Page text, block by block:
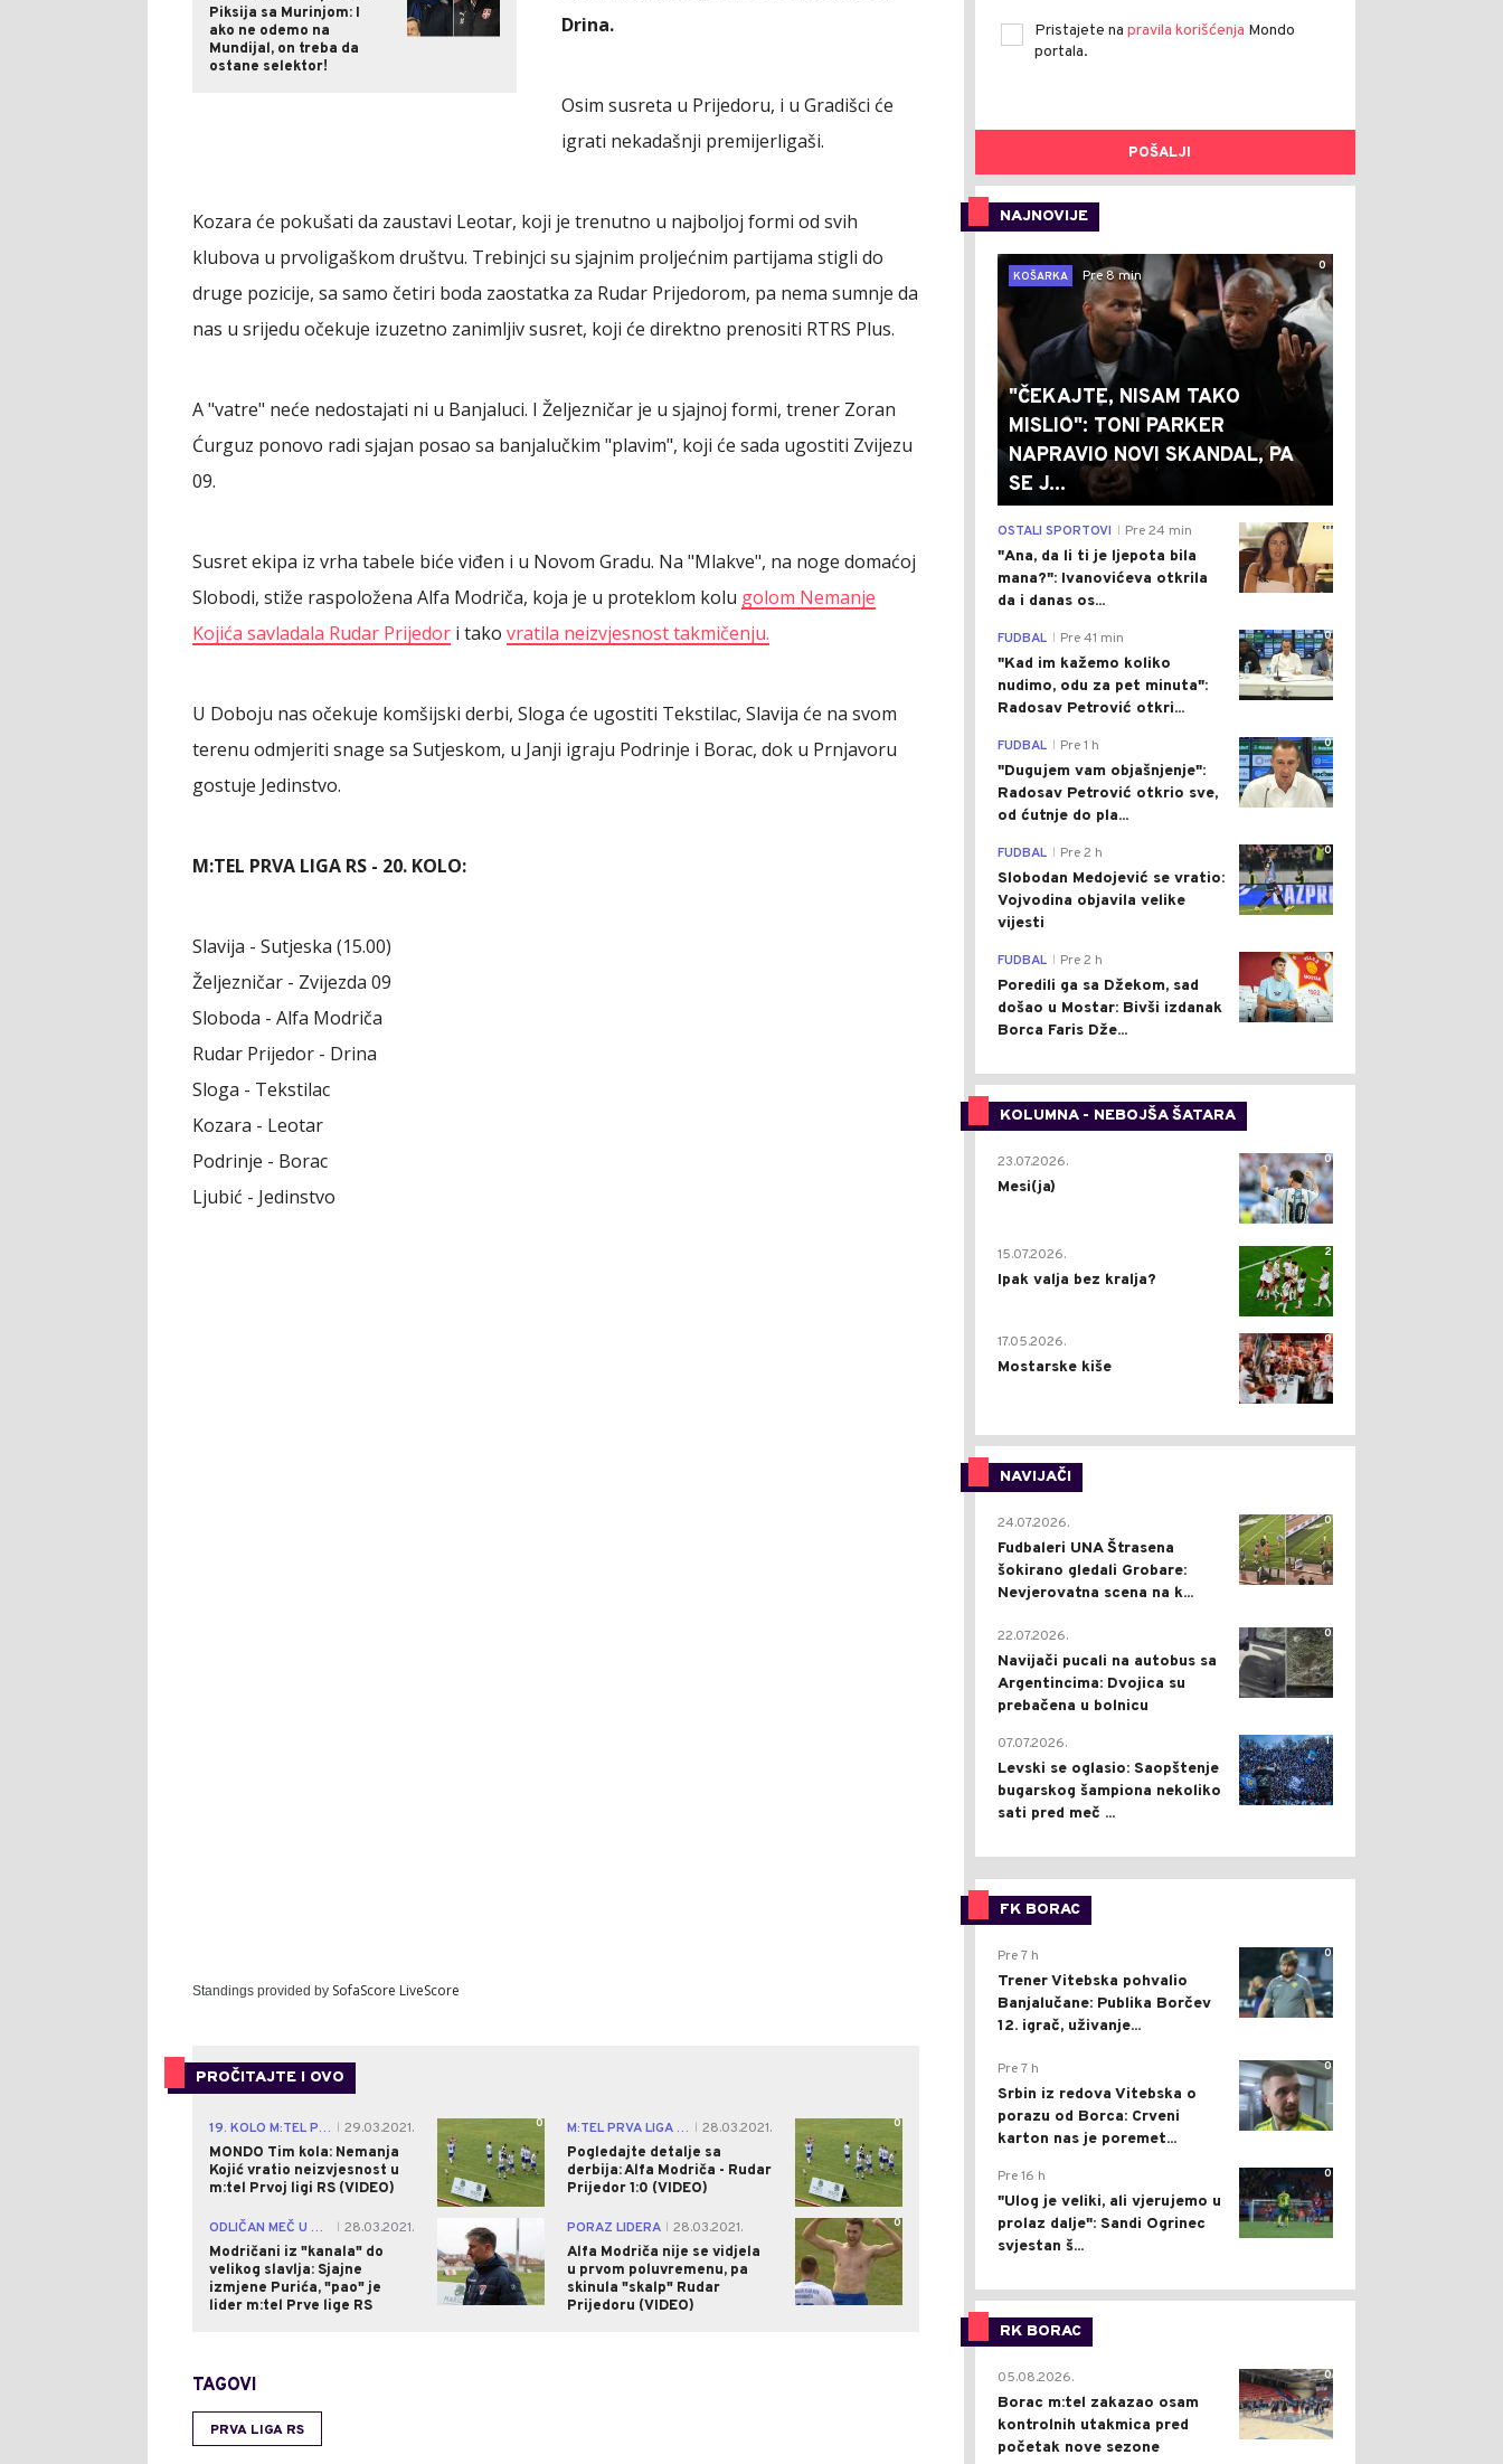
Piksija sa Murinjom: I
ako ne odemo na
Mundijal, on treba da
ostane selektor!
Drina.
Osim susreta u Prijedoru, i u Gradišci će
igrati nekadašnji premijerligaši.
Kozara će pokušati da zaustavi Leotar, koji je trenutno u najboljoj formi od svih
klubova u prvoligaškom društvu. Trebinjci su sjajnim proljećnim partijama stigli do
druge pozicije, sa samo četiri boda zaostatka za Rudar Prijedorom, pa nema sumnje da
nas u srijedu očekuje izuzetno zanimljiv susret, koji će direktno prenositi RTRS Plus.
A "vatre" neće nedostajati ni u Banjaluci. I Željezničar je u sjajnoj formi, trener Zoran
Ćurguz ponovo radi sjajan posao sa banjalučkim "plavim", koji će sada ugostiti Zvijezu
09.
Susret ekipa iz vrha tabele biće viđen i u Novom Gradu. Na "Mlakve", na noge domaćoj
Slobodi, stiže raspoložena Alfa Modriča, koja je u proteklom kolu golom Nemanje
Kojića savladala Rudar Prijedor i tako vratila neizvjesnost takmičenju.
U Doboju nas očekuje komšijski derbi, Sloga će ugostiti Tekstilac, Slavija će na svom
terenu odmjeriti snage sa Sutjeskom, u Janji igraju Podrinje i Borac, dok u Prnjavoru
gostuje Jedinstvo.
M:TEL PRVA LIGA RS - 20. KOLO:
Slavija - Sutjeska (15.00)
Željezničar - Zvijezda 09
Sloboda - Alfa Modriča
Rudar Prijedor - Drina
Sloga - Tekstilac
Kozara - Leotar
Podrinje - Borac
Ljubić - Jedinstvo
Standings provided by SofaScore LiveScore
PROČITAJTE I OVO
19. KOLO M:TEL PRVE LIGE RS
29.03.2021.
MONDO Tim kola: Nemanja
Kojić vratio neizvjesnost u
m:tel Prvoj ligi RS (VIDEO)
0 M:TEL PRVA LIGA RS
28.03.2021.
Pogledajte detalje sa
derbija: Alfa Modriča - Rudar
Prijedor 1:0 (VIDEO)
0
ODLIČAN MEČ U MODRIČI
28.03.2021.
Modričani iz "kanala" do
velikog slavlja: Sjajne
izmjene Purića, "pao" je
lider m:tel Prve lige RS
PORAZ LIDERA
28.03.2021.
Alfa Modriča nije se vidjela
u prvom poluvremenu, pa
skinula "skalp" Rudar
Prijedoru (VIDEO)
0
TAGOVI
PRVA LIGA RS
Pristajete na pravila korišćenja Mondo
portala.
POŠALJI
NAJNOVIJE
0
KOŠARKA
Pre 8 min
"ČEKAJTE, NISAM TAKO
MISLIO": TONI PARKER
NAPRAVIO NOVI SKANDAL, PA
SE J...
0
OSTALI SPORTOVI Pre 24 min
"Ana, da li ti je ljepota bila
mana?": Ivanovićeva otkrila
da i danas os...
0
FUDBAL Pre 41 min
"Kad im kažemo koliko
nudimo, odu za pet minuta":
Radosav Petrović otkri...
0
FUDBAL Pre 1 h
"Dugujem vam objašnjenje":
Radosav Petrović otkrio sve,
od ćutnje do pla...
0
FUDBAL Pre 2 h
Slobodan Medojević se vratio:
Vojvodina objavila velike
vijesti
0
FUDBAL Pre 2 h
Poredili ga sa Džekom, sad
došao u Mostar: Bivši izdanak
Borca Faris Dže...
KOLUMNA - NEBOJŠA ŠATARA
0
23.07.2026.
Mesi(ja)
2
15.07.2026.
Ipak valja bez kralja?
0
17.05.2026.
Mostarske kiše
NAVIJAČI
0
24.07.2026.
Fudbaleri UNA Štrasena
šokirano gledali Grobare:
Nevjerovatna scena na k...
0
22.07.2026.
Navijači pucali na autobus sa
Argentincima: Dvojica su
prebačena u bolnicu
1
07.07.2026.
Levski se oglasio: Saopštenje
bugarskog šampiona nekoliko
sati pred meč ...
FK BORAC
0
Pre 7 h
Trener Vitebska pohvalio
Banjalučane: Publika Borčev
12. igrač, uživanje...
0
Pre 7 h
Srbin iz redova Vitebska o
porazu od Borca: Crveni
karton nas je poremet...
0
Pre 16 h
"Ulog je veliki, ali vjerujemo u
prolaz dalje": Sandi Ogrinec
svjestan š...
RK BORAC
0
05.08.2026.
Borac m:tel zakazao osam
kontrolnih utakmica pred
početak nove sezone